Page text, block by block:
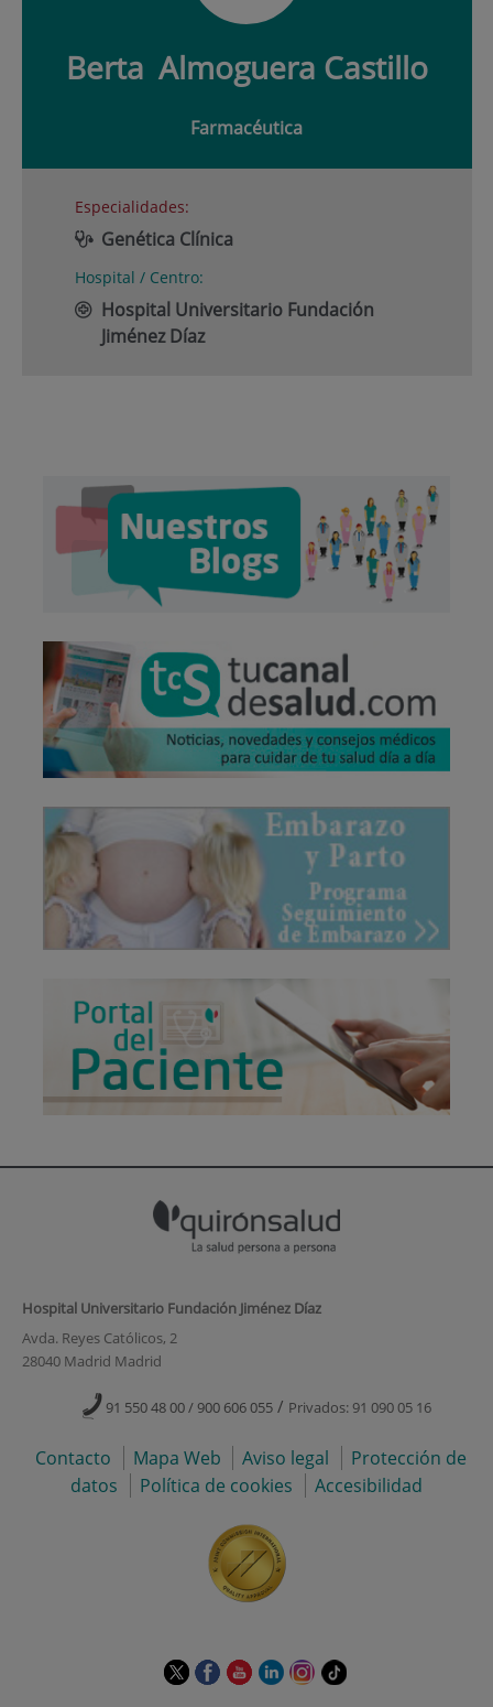
Berta Almoguera Castillo
Farmacéutica
Especialidades:
Genética Clínica
Hospital / Centro:
Hospital Universitario Fundación
Jiménez Díaz
Hospital Universitario Fundación Jiménez Díaz
Avda. Reyes Católicos, 2
28040 Madrid Madrid
91 550 48 00 / 900 606 055 / Privados: 91 090 05 16
Contacto Mapa Web Aviso legal
Protección de
datos
Política de cookies Accesibilidad
EsteEsteEsteEsteEsteEnlace